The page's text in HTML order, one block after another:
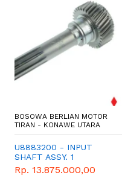
BOSOWA BERLIAN MOTOR
TIRAN - KONAWE UTARA
U8883200 - INPUT
SHAFT ASSY. 1
Rp. 13.875.000,00